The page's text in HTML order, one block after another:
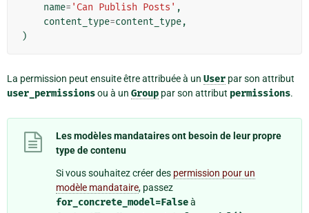
name= 'Can Publish Posts' ,
content_type=content_type,
)
La permission peut ensuite être attribuée à un User par son attribut
user_permissionsou à un Group par son attribut permissions.
Les modèles mandataires ont besoin de leur propre
type de contenu
Si vous souhaitez créer des permission pour un
modèle mandataire, passez
for_concrete_model=Falseà